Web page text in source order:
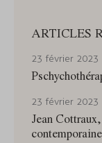
ARTICLES
23 février 2023
23 février 2023
Jean
contemporaine